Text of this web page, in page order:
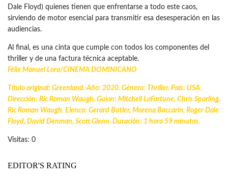
Dale Floyd) quienes tienen que enfrentarse a todo este caos,
sirviendo de motor esencial para transmitir esa desesperación en las
audiencias.
Al final, es una cinta que cumple con todos los componentes del
thriller y de una factura técnica aceptable.
Félix Manuel Lora/CINEMA DOMINICANO
Título original: Greenland. Año: 2020. Género: Thriller. País: USA.
Dirección: Ric Roman Waugh. Guion: Mitchell LaFortune, Chris Sparling,
Ric Roman Waugh. Elenco: Gerard Butler, Morena Baccarin, Roger Dale
Floyd, David Denman, Scott Glenn. Duración: 1 hora 59 minutos.
Visitas: 0
EDITOR'S RATING